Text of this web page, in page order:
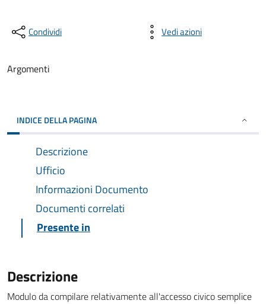
Condividi Vedi azioni
Argomenti
INDICE DELLA PAGINA
Descrizione
Ufficio
Informazioni Documento
Documenti correlati
Presente in
Descrizione
Modulo da compilare relativamente all'accesso civico semplice